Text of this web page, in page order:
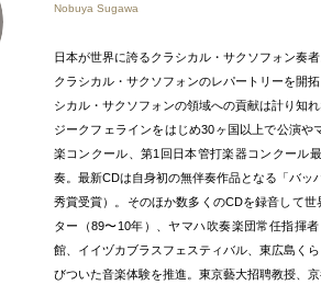
Nobuya Sugawa
日本が世界に誇るクラシカル・サクソフォン奏
クラシカル・サクソフォンのレパートリーを開
シカル・サクソフォンの領域への貢献は計り知
ジークフェラインをはじめ30ヶ国以上で公演
楽コンクール、第1回日本管打楽器コンクール
奏。最新CDは自身初の無伴奏作品となる「バ
秀賞受賞）。そのほか数多くのCDを録音して
ター（89〜10年）、ヤマハ吹奏楽団常任指揮
館、イイヅカブラスフェスティバル、東広島く
びついた音楽体験を推進。東京藝大招聘教授、